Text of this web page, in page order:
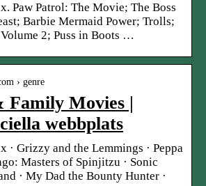
Paw Patrol: The Movie; The Boss
Barbie Mermaid Power; Trolls;
2; Puss in Boots …
› genre
Family Movies |
webbplats
· Grizzy and the Lemmings · Peppa
Masters of Spinjitzu · Sonic
· My Dad the Bounty Hunter ·